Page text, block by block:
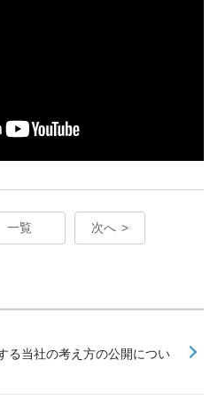
一覧 次へ
る当社の考え方の公開につい